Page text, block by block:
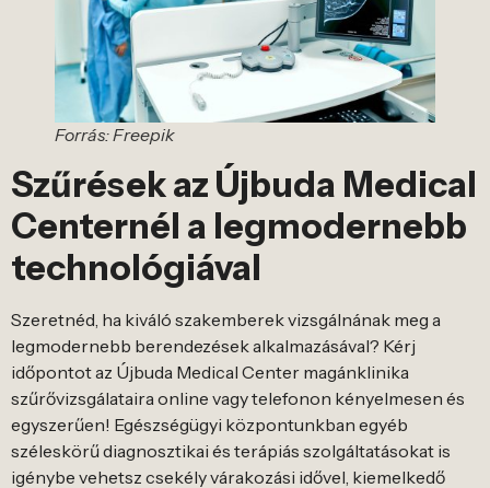
Forrás: Freepik
Szűrések az Újbuda Medical
Centernél a legmodernebb
technológiával
Szeretnéd, ha kiváló szakemberek vizsgálnának meg a
legmodernebb berendezések alkalmazásával? Kérj
időpontot az Újbuda Medical Center magánklinika
szűrővizsgálataira online vagy telefonon kényelmesen és
egyszerűen! Egészségügyi központunkban egyéb
széleskörű diagnosztikai és terápiás szolgáltatásokat is
igénybe vehetsz csekély várakozási idővel, kiemelkedő